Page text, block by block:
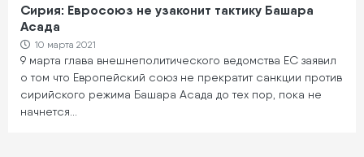
Сирия: Евросоюз не узаконит тактику Башара
Асада
10 марта 2021
9 марта глава внешнеполитического ведомства ЕС заявил
о том что Европейский союз не прекратит санкции против
сирийского режима Башара Асада до тех пор, пока не
начнется…